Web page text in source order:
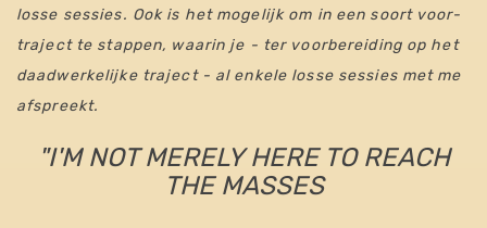
losse sessies. Ook is het mogelijk om in een soort voor-
traject te stappen, waarin je - ter voorbereiding op het
daadwerkelijke traject - al enkele losse sessies met me
afspreekt.
"I'M NOT MERELY HERE TO REACH
THE MASSES